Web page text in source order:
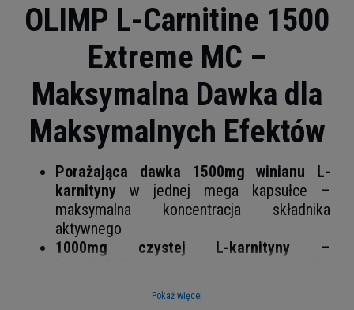
OLIMP L-Carnitine 1500
Extreme MC –
Maksymalna Dawka dla
Maksymalnych Efektów
Porażająca dawka 1500mg winianu L-
karnityny w jednej mega kapsułce –
maksymalna koncentracja składnika
aktywnego
1000mg czystej L-karnityny –
120 porcji w opakowaniu
Pokaż więcej